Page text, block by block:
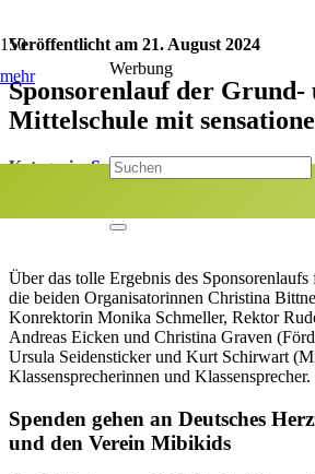
mehr Werbung
Veröffentlicht am 21. August 2024
Sponsorenlauf der Grund-
Mittelschule mit
Kategorie:Schulen
Über das tolle Ergebnis des
die beiden Organisatorinnen Christina
Konrektorin Monika Schmeller, Rektor
Andreas Eicken und Christina Graven
Ursula Seidensticker und Kurt Schirwart
Klassensprecherinnen und Klassensprecher.
Spenden gehen an Deutsches
und den Verein Mibikids